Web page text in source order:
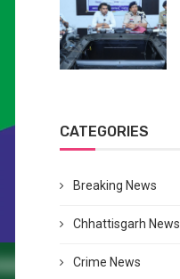
CATEGORIES
Breaking News
Chhattisgarh News
Crime News